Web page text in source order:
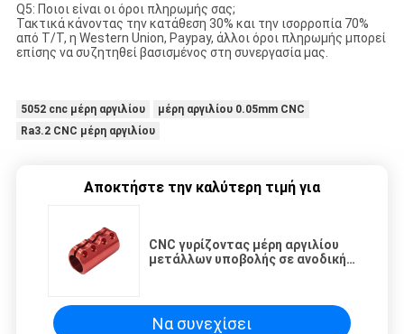
Q5: Ποιοι είναι οι όροι πληρωμής σας;
Τακτικά κάνοντας την κατάθεση 30% και την ισορροπία 70%
από T/T, η Western Union, Paypay, άλλοι όροι πληρωμής μπορεί
επίσης να συζητηθεί βασισμένος στη συνεργασία μας.
5052 cnc μέρη αργιλίου
μέρη αργιλίου 0.05mm CNC
Ra3.2 CNC μέρη αργιλίου
Αποκτήστε την καλύτερη τιμή για
CNC γυρίζοντας μέρη αργιλίου
μετάλλων υποβολής σε ανοδική
Να συνεχίσει